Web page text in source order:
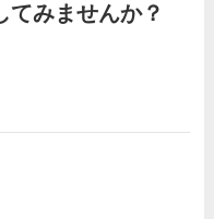
てみませんか？